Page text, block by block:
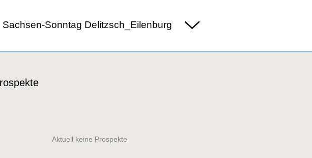
Sachsen-Sonntag Delitzsch_Eilenburg